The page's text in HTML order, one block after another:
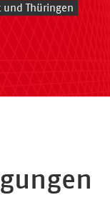
und Thüringen